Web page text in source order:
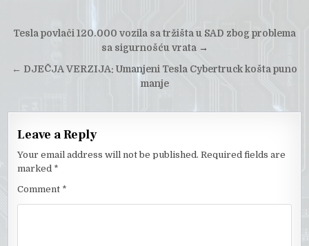
Post
navigation
Tesla povlači 120.000 vozila sa tržišta u SAD zbog problema
sa sigurnošću vrata→
← DJEČJA VERZIJA: Umanjeni Tesla Cybertruck košta puno
manje
Leave a Reply
Your email address will not be published. Required fields are
marked *
Comment *